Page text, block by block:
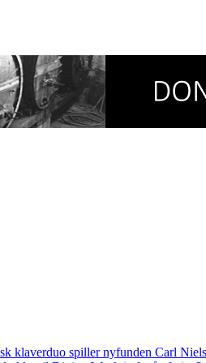
klaverduo spiller nyfunden Carl